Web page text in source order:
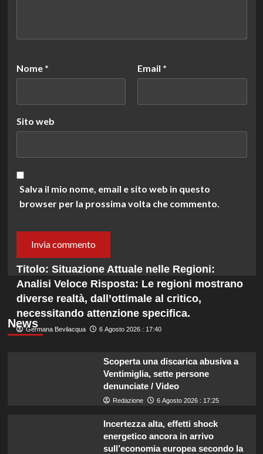
Nome * Email *
Sito web
Salva il mio nome, email e sito web in questo
browser per la prossima volta che commento.
News
Titolo: Situazione Attuale nelle Regioni:
Analisi Veloce Risposta: Le regioni mostrano
diverse realtà, dall’ottimale al critico,
necessitando attenzione specifica.
Germana Bevilacqua 6 Agosto 2026 : 17:40
Scoperta una discarica abusiva a
Ventimiglia, sette persone
denunciate / Video
Redazione 6 Agosto 2026 : 17:25
Incertezza alta, effetti shock
energetico ancora in arrivo
sull’economia europea secondo la